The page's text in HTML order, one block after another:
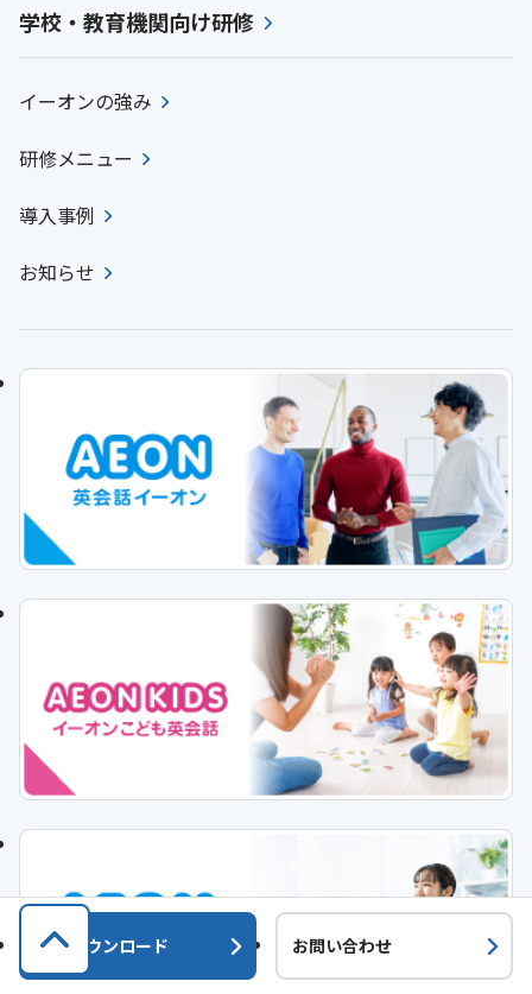
資料ダウンロード お問い合わせ
学校・教育機関向け研修
イーオンの強み
研修メニュー
導入事例
お知らせ